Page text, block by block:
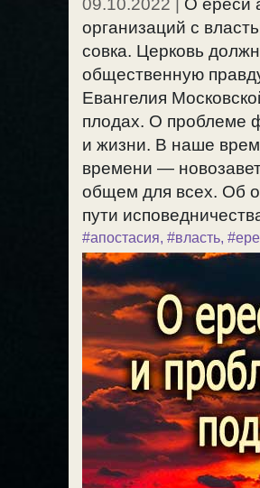
09.10.2022 | О ереси
организаций с
совка. Церковь
общественную
Евангелия
плодах. О проблеме
и жизни. В наше
времени —
общем для всех. Об
пути
#апостасия, #власть,